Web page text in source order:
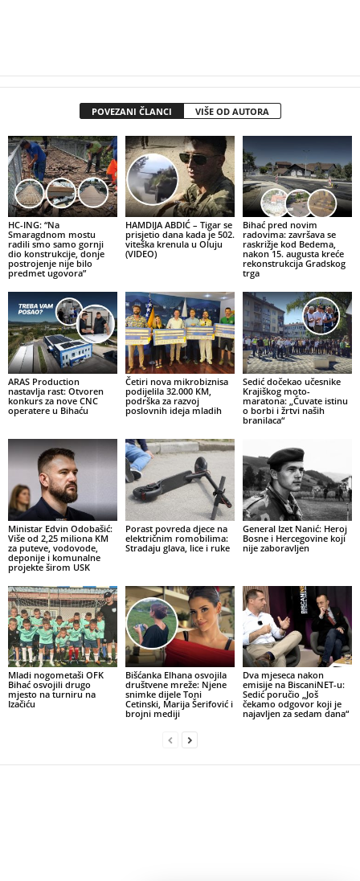
POVEZANI ČLANCI VIŠE OD AUTORA
HC-ING: “Na
Smaragdnom mostu
radili smo samo gornji
dio konstrukcije, donje
postrojenje nije bilo
predmet ugovora”
HAMDIJA ABDIĆ – Tigar se
prisjetio dana kada je 502.
viteška krenula u Oluju
(VIDEO)
Bihać pred novim
radovima: završava se
raskrižje kod Bedema,
nakon 15. augusta kreće
rekonstrukcija Gradskog
trga
ARAS Production
nastavlja rast: Otvoren
konkurs za nove CNC
operatere u Bihaću
Četiri nova mikrobiznisa
podijelila 32.000 KM,
podrška za razvoj
poslovnih ideja mladih
Sedić dočekao učesnike
Krajiškog moto-
maratona: „Čuvate istinu
o borbi i žrtvi naših
branilaca“
Ministar Edvin Odobašić:
Više od 2,25 miliona KM
za puteve, vodovode,
deponije i komunalne
projekte širom USK
Porast povreda djece na
električnim romobilima:
Stradaju glava, lice i ruke
General Izet Nanić: Heroj
Bosne i Hercegovine koji
nije zaboravljen
Mladi nogometaši OFK
Bihać osvojili drugo
mjesto na turniru na
Izačiću
Bišćanka Elhana osvojila
društvene mreže: Njene
snimke dijele Toni
Cetinski, Marija Šerifović i
brojni mediji
Dva mjeseca nakon
emisije na BiscaniNET-u:
Sedić poručio „Još
čekamo odgovor koji je
najavljen za sedam dana“